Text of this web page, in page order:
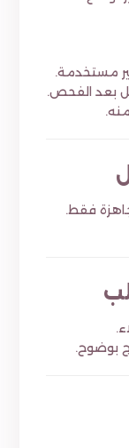
مستخدمة.
فقط.
بوضوح.